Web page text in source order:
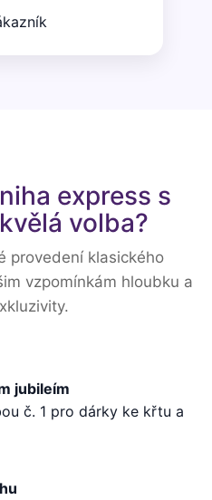
express s
volba?
provedení klasického
vzpomínkám hloubku a
jubileím
č. 1 pro dárky ke křtu a